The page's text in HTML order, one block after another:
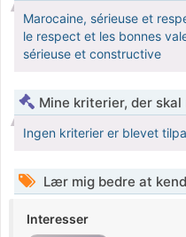
Marocaine, sérieuse et
le respect et les bonnes
sérieuse et constructive
Mine kriterier, der
Ingen kriterier er blevet
Lær mig bedre at
Interesser